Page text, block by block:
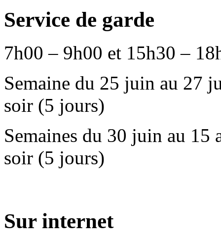
Service de garde
7h00 – 9h00 et 15h30 –
Semaine du 25 juin au 27
soir (5 jours)
Semaines du 30 juin au
soir (5 jours)
Sur internet